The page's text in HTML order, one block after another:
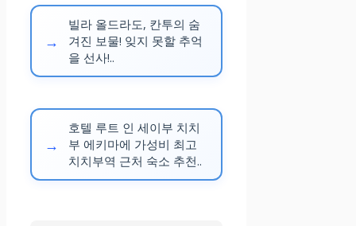
빌라 올드라도, 칸투의 숨
겨진 보물! 잊지 못할 추억
을 선사!..
호텔 루트 인 세이부 치치
부 에키마에 가성비 최고
치치부역 근처 숙소 추천..